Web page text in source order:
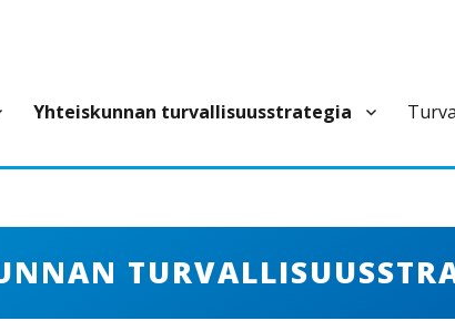
pysyvä ja laajapohjainen yhteistoimintaelin.
Yhteiskunnan turvallisuusstrategia